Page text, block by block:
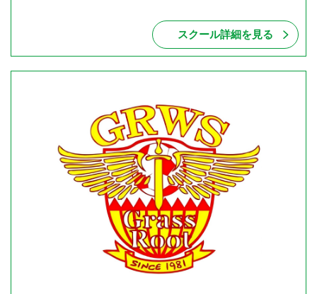
スクール詳細を見る